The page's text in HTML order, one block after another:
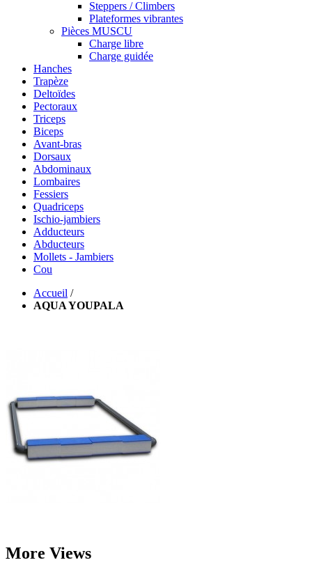
Steppers / Climbers
Plateformes vibrantes
Pièces MUSCU
Charge libre
Charge guidée
Hanches
Trapèze
Deltoïdes
Pectoraux
Triceps
Biceps
Avant-bras
Dorsaux
Abdominaux
Lombaires
Fessiers
Quadriceps
Ischio-jambiers
Adducteurs
Abducteurs
Mollets - Jambiers
Cou
Accueil /
AQUA YOUPALA
More Views